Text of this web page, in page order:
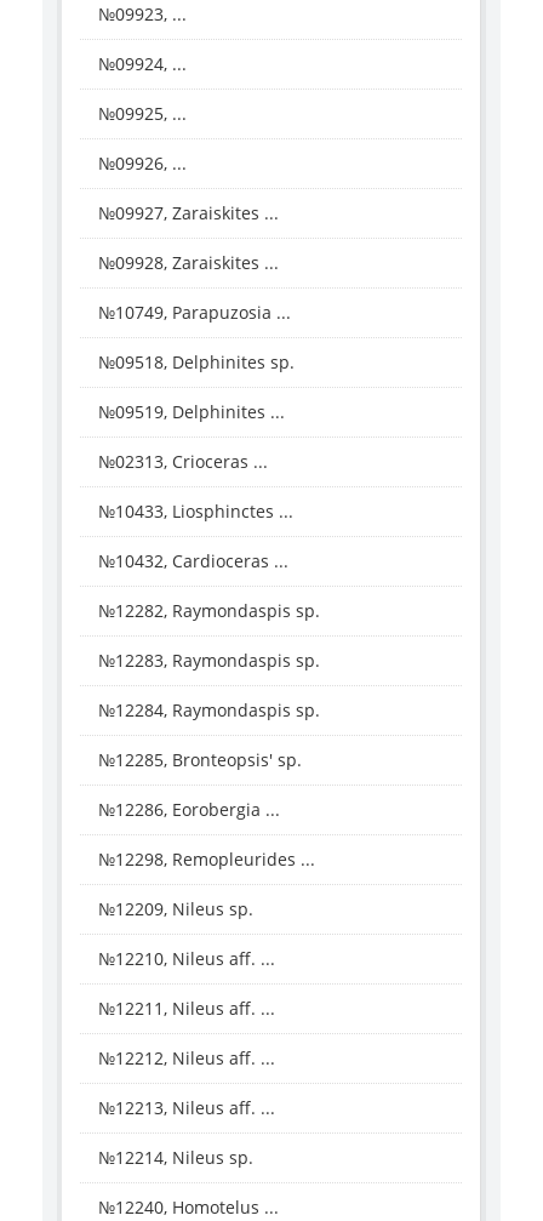
№09923, ...
№09924, ...
№09925, ...
№09926, ...
№09927, Zaraiskites ...
№09928, Zaraiskites ...
№10749, Parapuzosia ...
№09518, Delphinites sp.
№09519, Delphinites ...
№02313, Crioceras ...
№10433, Liosphinctes ...
№10432, Cardioceras ...
№12282, Raymondaspis sp.
№12283, Raymondaspis sp.
№12284, Raymondaspis sp.
№12285, Bronteopsis' sp.
№12286, Eorobergia ...
№12298, Remopleurides ...
№12209, Nileus sp.
№12210, Nileus aff. ...
№12211, Nileus aff. ...
№12212, Nileus aff. ...
№12213, Nileus aff. ...
№12214, Nileus sp.
№12240, Homotelus ...